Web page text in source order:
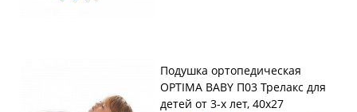
Подушка ортопедическая
OPTIMA BABY П03 Трелакс для
детей от 3-х лет, 40х27